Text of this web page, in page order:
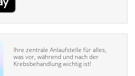
Ihre zentrale Anlaufstelle für alles,
was vor, während und nach der
Krebsbehandlung wichtig ist!